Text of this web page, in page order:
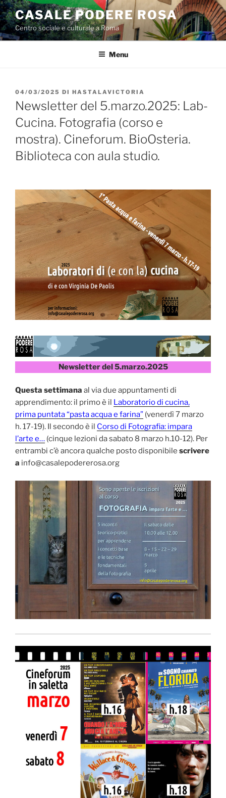
Salta
al
contenuto
CASALE PODERE ROSA
Centro sociale e culturale a Roma
Menu
PUBBLICATO
IL
04/03/2025 DI HASTALAVICTORIA
Newsletter del 5.marzo.2025: Lab-
Cucina. Fotografia (corso e
mostra). Cineforum. BioOsteria.
Biblioteca con aula studio.
Newsletter del 5.marzo.2025
Questa settimana al via due appuntamenti di
apprendimento: il primo è il Laboratorio di cucina,
prima puntata “pasta acqua e farina” (venerdì 7 marzo
h. 17-19). Il secondo è il Corso di Fotografia: impara
l’arte e… (cinque lezioni da sabato 8 marzo h.10-12). Per
entrambi c’è ancora qualche posto disponibile scrivere
a info@casalepodererosa.org